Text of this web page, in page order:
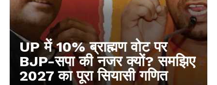
UP में 10% ब्राह्मण वोट पर
BJP-सपा की नजर क्यों? समझिए
2027 का पूरा सियासी गणित